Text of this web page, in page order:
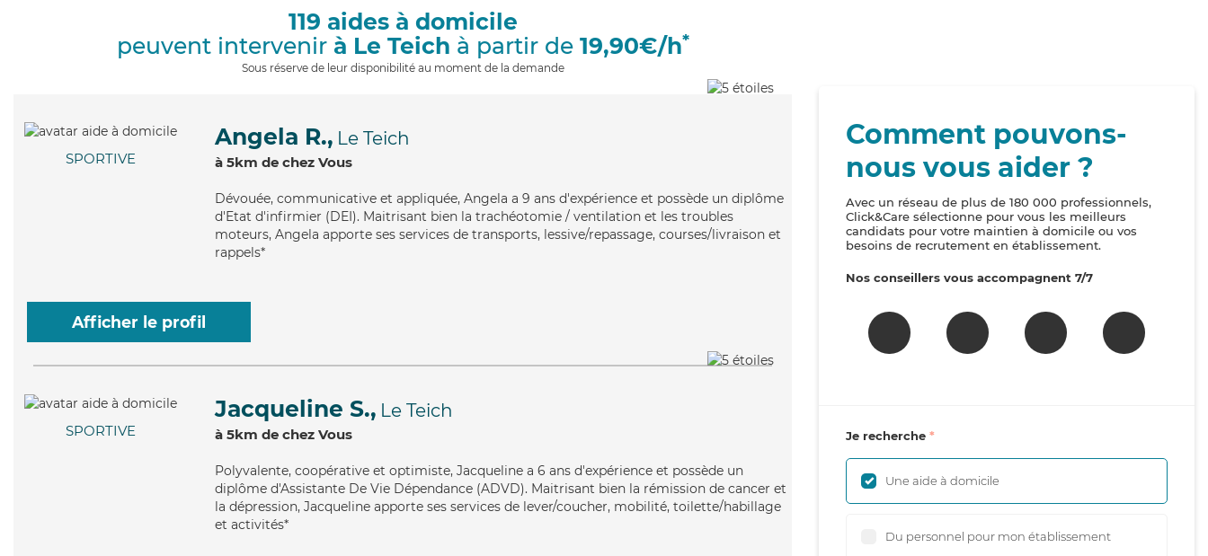
119 aides à domicile
peuvent intervenir à Le Teich à partir de 19,90€/h*
Sous réserve de leur disponibilité au moment de la demande
SPORTIVE
Angela R., Le Teich
à 5km de chez Vous
Dévouée, communicative et appliquée, Angela a 9 ans d'expérience et possède un diplôme
d'Etat d'infirmier (DEI). Maitrisant bien la trachéotomie / ventilation et les troubles
moteurs, Angela apporte ses services de transports, lessive/repassage, courses/livraison et
rappels*
Afficher le profil
SPORTIVE
Jacqueline S., Le Teich
à 5km de chez Vous
Polyvalente, coopérative et optimiste, Jacqueline a 6 ans d'expérience et possède un
diplôme d'Assistante De Vie Dépendance (ADVD). Maitrisant bien la rémission de cancer et
la dépression, Jacqueline apporte ses services de lever/coucher, mobilité, toilette/habillage
et activités*
Comment pouvons-
nous vous aider ?
Avec un réseau de plus de 180 000 professionnels,
Click&Care sélectionne pour vous les meilleurs
candidats pour votre maintien à domicile ou vos
besoins de recrutement en établissement.
Nos conseillers vous accompagnent 7/7
Je recherche
Une aide à domicile
Du personnel pour mon établissement